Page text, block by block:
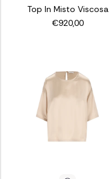
Top In Misto Viscosa
€920,00